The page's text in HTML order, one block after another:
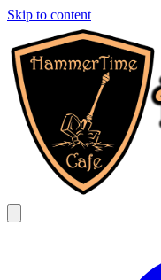
Skip to content